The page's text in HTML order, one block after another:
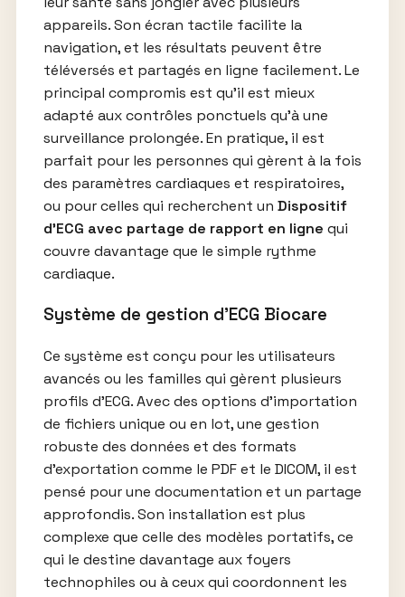
appareils. Son écran tactile facilite la
navigation, et les résultats peuvent être
téléversés et partagés en ligne facilement. Le
principal compromis est qu’il est mieux
adapté aux contrôles ponctuels qu’à une
surveillance prolongée. En pratique, il est
parfait pour les personnes qui gèrent à la fois
des paramètres cardiaques et respiratoires,
ou pour celles qui recherchent un Dispositif
d’ECG avec partage de rapport en ligne qui
couvre davantage que le simple rythme
cardiaque.
Système de gestion d’ECG Biocare
Ce système est conçu pour les utilisateurs
avancés ou les familles qui gèrent plusieurs
profils d’ECG. Avec des options d’importation
de fichiers unique ou en lot, une gestion
robuste des données et des formats
d’exportation comme le PDF et le DICOM, il est
pensé pour une documentation et un partage
approfondis. Son installation est plus
complexe que celle des modèles portatifs, ce
qui le destine davantage aux foyers
technophiles ou à ceux qui coordonnent les